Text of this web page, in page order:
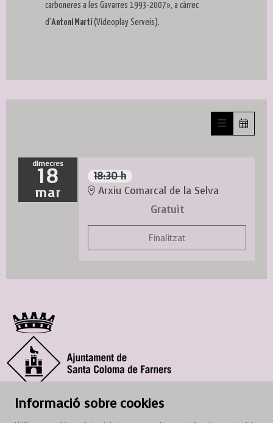
carboneres a les Gavarres 1993-2007», a càrrec
d'Antoni Martí (Videoplay Serveis).
dimecres
18
mar
18:30 h
Arxiu Comarcal de la Selva
Gratuït
Finalitzat
© Ajuntament de Santa Coloma de Farners
Informació sobre cookies